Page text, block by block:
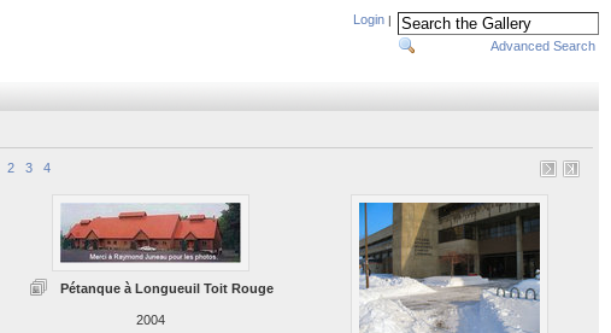
Login |
Advanced Search
2 3 4
Pétanque à Longueuil Toit Rouge
2004